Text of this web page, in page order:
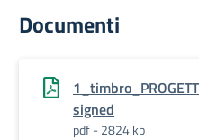
Documenti
signed
pdf - 2824 kb